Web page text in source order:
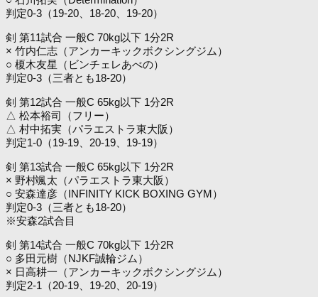
判定0-3（19-20、18-20、19-20）
剣 第11試合 一般C 70kg以下 1分2R
× 竹内仁志（アンカーキックボクシングジム）
○ 榎木友星（ビンチェレあべの）
判定0-3（三者とも18-20）
剣 第12試合 一般C 65kg以下 1分2R
△ 松本裕司（フリー）
△ 村中拓実（パラエストラ東大阪）
判定1-0（19-19、20-19、19-19）
剣 第13試合 一般C 65kg以下 1分2R
× 野村颯太（パラエストラ東大阪）
○ 安森達彦（INFINITY KICK BOXING GYM）
判定0-3（三者とも18-20）
※安森2試合目
剣 第14試合 一般C 70kg以下 1分2R
○ 多田元樹（NJKF誠輪ジム）
× 日高耕一（アンカーキックボクシングジム）
判定2-1（20-19、19-20、20-19）